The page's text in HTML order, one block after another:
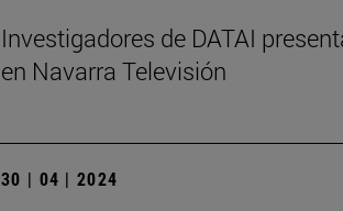
Investigadores de DATAI
en Navarra Televisión
30 | 04 | 2024